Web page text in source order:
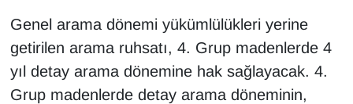
Genel arama dönemi yükümlülükleri yerine
getirilen arama ruhsatı, 4. Grup madenlerde 4
yıl detay arama dönemine hak sağlayacak. 4.
Grup madenlerde detay arama döneminin,